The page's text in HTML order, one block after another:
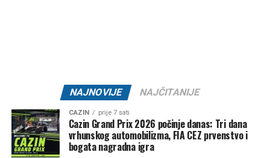
NAJNOVIJE NAJČITANIJE
CAZIN prije 7 sati
Cazin Grand Prix 2026 počinje danas: Tri dana
vrhunskog automobilizma, FIA CEZ prvenstvo i
bogata nagradna igra